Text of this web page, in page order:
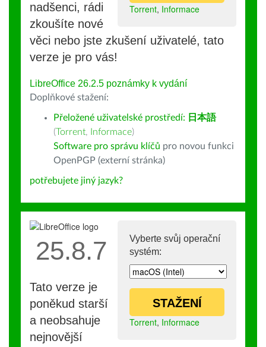
Torrent, Informace
nadšenci, rádi
zkoušíte nové
věci nebo jste zkušení uživatelé, tato
verze je pro vás!
LibreOffice 26.2.5 poznámky k vydání
Doplňkové stažení:
Přeložené uživatelské prostředí: 日本語
(Torrent, Informace)
Software pro správu klíčů pro novou funkci
OpenPGP (externí stránka)
potřebujete jiný jazyk?
Vyberte svůj operační
systém:
STAŽENÍ
Torrent, Informace
25.8.7
Tato verze je
poněkud starší
a neobsahuje
nejnovější